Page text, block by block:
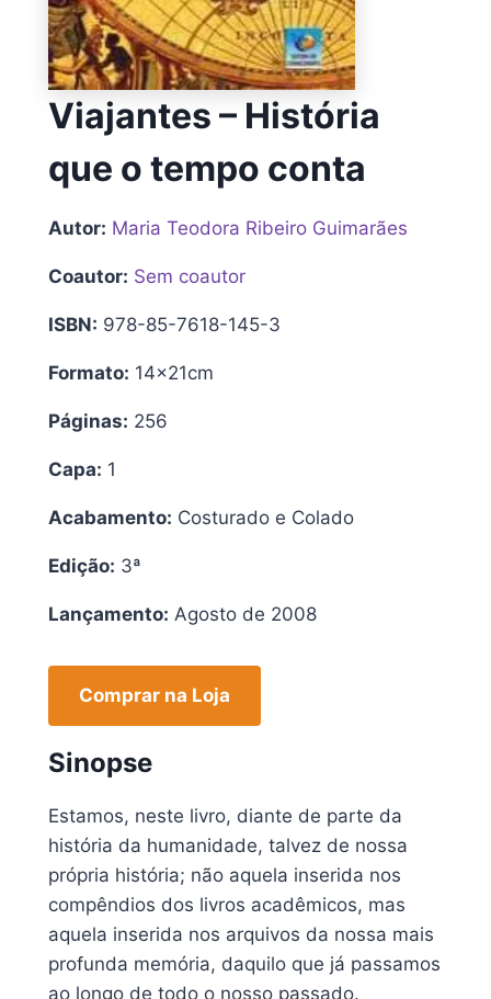
Viajantes – História
que o tempo conta
Autor: Maria Teodora Ribeiro Guimarães
Coautor: Sem coautor
ISBN: 978-85-7618-145-3
Formato: 14x21cm
Páginas: 256
Capa: 1
Acabamento: Costurado e Colado
Edição: 3ª
Lançamento: Agosto de 2008
Comprar na Loja
Sinopse
Estamos, neste livro, diante de parte da
história da humanidade, talvez de nossa
própria história; não aquela inserida nos
compêndios dos livros acadêmicos, mas
aquela inserida nos arquivos da nossa mais
profunda memória, daquilo que já passamos
ao longo de todo o nosso passado.